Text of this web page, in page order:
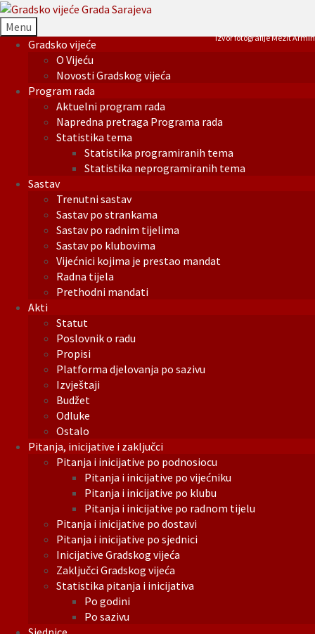
Menu
Gradsko vijeće
O Vijeću
Novosti Gradskog vijeća
Program rada
Aktuelni program rada
Napredna pretraga Programa rada
Statistika tema
Statistika programiranih tema
Statistika neprogramiranih tema
Sastav
Trenutni sastav
Sastav po strankama
Sastav po radnim tijelima
Sastav po klubovima
Vijećnici kojima je prestao mandat
Radna tijela
Prethodni mandati
Akti
Statut
Poslovnik o radu
Propisi
Platforma djelovanja po sazivu
Izvještaji
Budžet
Odluke
Ostalo
Pitanja, inicijative i zaključci
Pitanja i inicijative po podnosiocu
Pitanja i inicijative po vijećniku
Pitanja i inicijative po klubu
Pitanja i inicijative po radnom tijelu
Pitanja i inicijative po dostavi
Pitanja i inicijative po sjednici
Inicijative Gradskog vijeća
Zaključci Gradskog vijeća
Statistika pitanja i inicijativa
Po godini
Po sazivu
Izvor fotografije Mezit Armin